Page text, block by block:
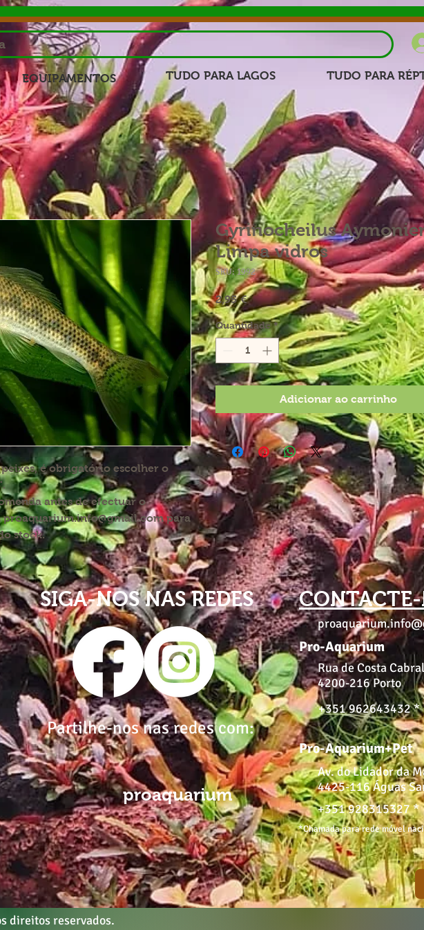
EQUIPAMENTOS TUDO PARA LAGOS TUDO PARA
é obrigatório escolher o
antes de efectuar o
para
stock.
Gyrinocheilus
Limpa vidros
SKU: 1992
2,95 €Preço
Quantidade *
Adicionar ao carrinho
SIGA-NOS NAS REDES
Pro-Aquarium
Rua de Costa
4200-216 Porto
+351 962643432 *
Partilhe-nos nas redes com:
proaquarium
Pro-Aquarium+Pet
Av. do Lidador da
4425-116 Águas
+351 928315327 *
*Chamada para rede móvel
direitos reservados.